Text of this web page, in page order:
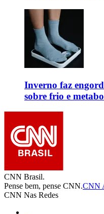
Inverno faz
sobre frio e
CNN Brasil.
Pense bem, pense CNN.CNN
CNN Nas Redes